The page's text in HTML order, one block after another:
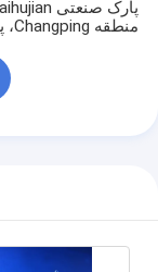
منطقه Changping، پکن، چین